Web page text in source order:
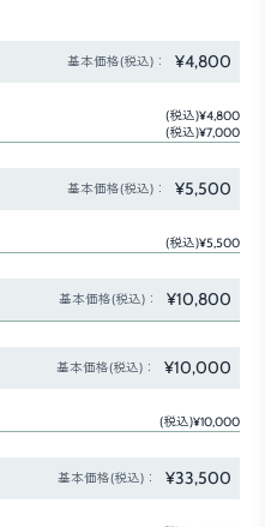
基本価格(税込)： ¥4,800
(税込)¥4,800
(税込)¥7,000
基本価格(税込)： ¥5,500
(税込)¥5,500
基本価格(税込)： ¥10,800
基本価格(税込)： ¥10,000
(税込)¥10,000
基本価格(税込)： ¥33,500